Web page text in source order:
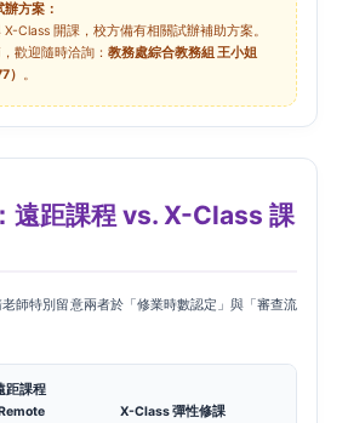
方案：
Class 開課，校方備有相關試辦補助方案。
歡迎隨時洽詢： 教務處綜合教務組 王小姐
） 。
遠距課程 vs. X-Class 課
師特別留意兩者於「修業時數認定」與「審查流
距課程
X-Class 彈性修課